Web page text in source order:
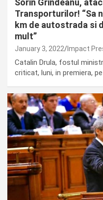
Sorin Grindeanu,
Transporturilor! “Sa
km de autostrada si
mult”
January 3, 2022 Impact
Catalin Drula, fostul
criticat, luni, in premiera,